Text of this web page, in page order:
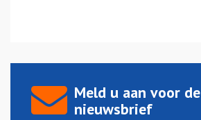
Meld u aan voor de
nieuwsbrief